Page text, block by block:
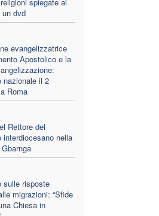
un dvd
evangelizzatrice
Apostolico e la
nazionale il 2
Roma
Rettore del
interdiocesano nella
sulle risposte
migrazioni: “Sfide
Chiesa in